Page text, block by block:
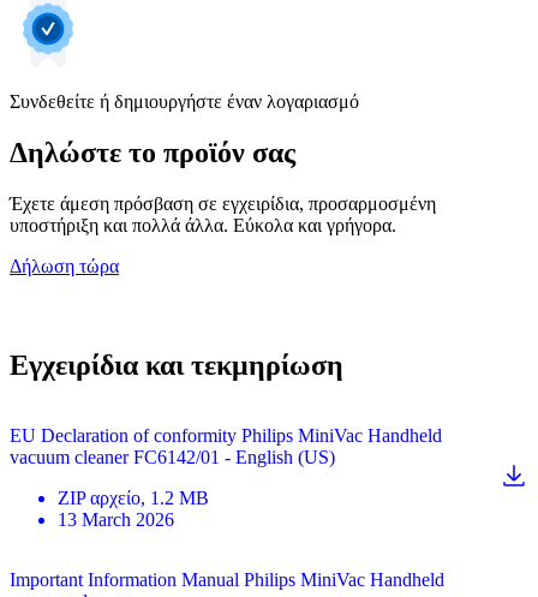
Συνδεθείτε ή δημιουργήστε έναν λογαριασμό
Δηλώστε το προϊόν σας
Έχετε άμεση πρόσβαση σε εγχειρίδια, προσαρμοσμένη
υποστήριξη και πολλά άλλα. Εύκολα και γρήγορα.
Δήλωση τώρα
Εγχειρίδια και τεκμηρίωση
EU Declaration of conformity Philips MiniVac Handheld
vacuum cleaner FC6142/01 - English (US)
ZIP αρχείο, 1.2 MB
13 March 2026
Important Information Manual Philips MiniVac Handheld